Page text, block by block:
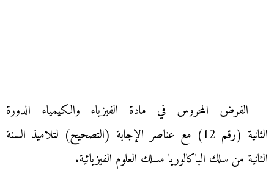
الفرض المحروس في مادة الفيزياء والكيمياء الدورة
الثانية (رقم 12) مع عناصر الإجابة (التصحيح) لتلاميذ السنة
الثانية من سلك الباكالوريا مسلك العلوم الفيزيائية.